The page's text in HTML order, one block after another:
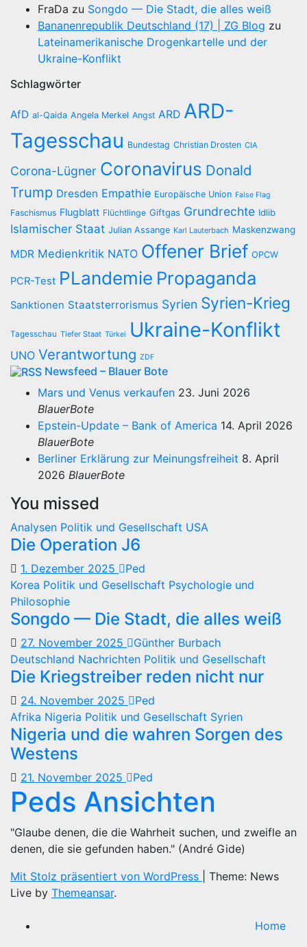
FraDa zu Songdo — Die Stadt, die alles weiß
Bananenrepublik Deutschland (17) | ZG Blog zu
Lateinamerikanische Drogenkartelle und der
Ukraine-Konflikt
Schlagwörter
AfD al-Qaida Angela Merkel Angst ARD ARD-
Tagesschau Bundestag Christian Drosten CIA
Corona-Lügner Coronavirus Donald
Trump Dresden Empathie Europäische Union False Flag
Faschismus Flugblatt Flüchtlinge Giftgas Grundrechte Idlib
Islamischer Staat Julian Assange Karl Lauterbach Maskenzwang
MDR Medienkritik NATO Offener Brief OPCW
PCR-Test PLandemie Propaganda
Sanktionen Staatsterrorismus Syrien Syrien-Krieg
Tagesschau Tiefer Staat Türkei Ukraine-Konflikt
UNO Verantwortung ZDF
Newsfeed – Blauer Bote
Mars und Venus verkaufen 23. Juni 2026
BlauerBote
Epstein-Update – Bank of America 14. April 2026
BlauerBote
Berliner Erklärung zur Meinungsfreiheit 8. April
2026 BlauerBote
You missed
Analysen Politik und Gesellschaft USA
Die Operation J6
1. Dezember 2025
Ped
Korea Politik und Gesellschaft Psychologie und
Philosophie
Songdo — Die Stadt, die alles weiß
27. November 2025
Günther Burbach
Deutschland Nachrichten Politik und Gesellschaft
Die Kriegstreiber reden nicht nur
24. November 2025
Ped
Afrika Nigeria Politik und Gesellschaft Syrien
Nigeria und die wahren Sorgen des
Westens
21. November 2025 Ped
Peds Ansichten
"Glaube denen, die die Wahrheit suchen, und zweifle an
denen, die sie gefunden haben." (André Gide)
Mit Stolz präsentiert von WordPress
Theme: News
Live by Themeansar.
Home